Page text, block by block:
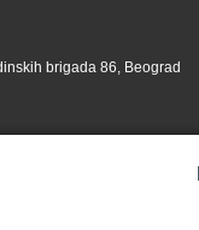
brigada 86, Beograd